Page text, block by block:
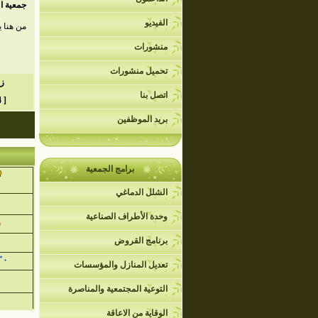
الفيديو
منشورات
تحميل منشورات
اتصل بنا
بريد الموظفين
برامج الجمعية
الشلل الدماغي
وحدة الأطراف الصناعية
برنامج القروض
تعديل المنازل والمؤسسات
التوعية المجتمعية والمناصرة
الوقاية من الاعاقة
جمعية
من هنا
[ 1104 ]